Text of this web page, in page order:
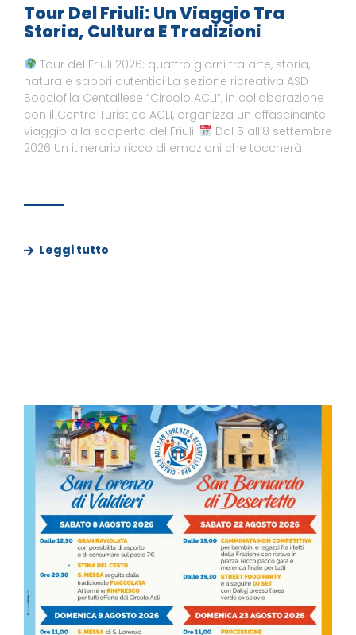
Tour Del Friuli: Un Viaggio Tra
Storia, Cultura E Tradizioni
Tour del Friuli 2026: quattro giorni tra arte, storia,
natura e sapori autentici La sezione ricreativa ASD
Bocciofila Centallese “Circolo ACLI”, in collaborazione
con il Centro Turistico ACLI, organizza un affascinante
viaggio alla scoperta del Friuli.
Dal 5 all’8 settembre
2026 Un itinerario ricco di emozioni che toccherà
Leggi tutto